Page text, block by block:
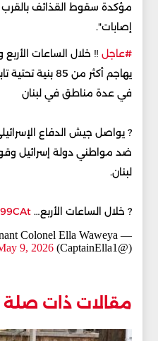
مؤكدة سقوط القذائف
إصابات".
#عاجل ‼️ خلال الساعات
يهاجم أكثر من 85
في عدة مناطق في لبنان
? يواصل جيش الدفاع
ضد مواطني دولة إسرائيل
لبنان.
? خلال الساعات الأربع…
(@CaptainElla1)
9, 2026
مقالات ذات صلة